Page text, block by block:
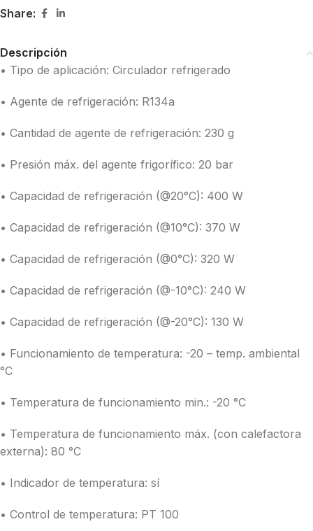
Share:
Descripción
• Tipo de aplicación: Circulador refrigerado
• Agente de refrigeración: R134a
• Cantidad de agente de refrigeración: 230 g
• Presión máx. del agente frigorífico: 20 bar
• Capacidad de refrigeración (@20°C): 400 W
• Capacidad de refrigeración (@10°C): 370 W
• Capacidad de refrigeración (@0°C): 320 W
• Capacidad de refrigeración (@-10°C): 240 W
• Capacidad de refrigeración (@-20°C): 130 W
• Funcionamiento de temperatura: -20 – temp. ambiental
°C
• Temperatura de funcionamiento min.: -20 °C
• Temperatura de funcionamiento máx. (con calefactora
externa): 80 °C
• Indicador de temperatura: sí
• Control de temperatura: PT 100